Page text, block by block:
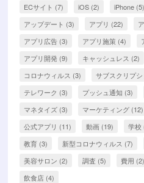
ECサイト (7) iOS (2) iPhone (5)
アップデート (3) アプリ (22)
アプリ広告 (3) アプリ施策 (4)
アプリ開発 (9) キャッシュレス (2)
コロナウィルス (3) サブスクリプ
テレワーク (3) プッシュ通知 (3)
マネタイズ (3) マーケティング (12)
公式アプリ (11) 動画 (19) 学校
教育 (3) 新型コロナウィルス (7)
美容サロン (2) 調査 (5) 費用 (2)
飲食店 (4)